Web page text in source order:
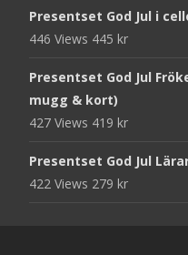
Presentset God Jul i
446 Views 445 kr
Presentset God Jul
mugg & kort)
427 Views 419 kr
Presentset God Jul
422 Views 279 kr